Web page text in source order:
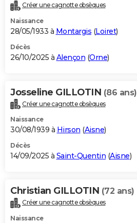
Créer une cagnotte obsèques
Naissance
28/05/1933 à Montargis (Loiret)
Décès
26/10/2025 à Alençon (Orne)
Josseline GILLOTIN (86 ans)
Créer une cagnotte obsèques
Naissance
30/08/1939 à Hirson (Aisne)
Décès
14/09/2025 à Saint-Quentin (Aisne)
Christian GILLOTIN (72 ans)
Créer une cagnotte obsèques
Naissance